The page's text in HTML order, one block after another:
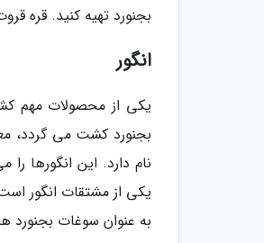
بجنورد تهیه کنید. قره
انگور
یکی از محصولات مهم
بجنورد کشت می گردد،
نام دارد. این
یکی از مشتقات انگور
به عنوان سوغات بجنورد